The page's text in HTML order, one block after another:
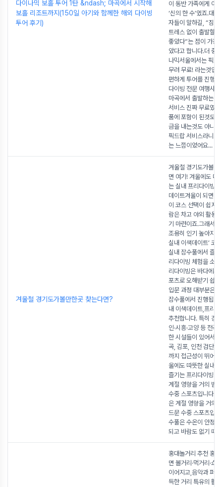
다이나믹 보홀 투어 1탄 &ndash; 마곡에서 시작해
보홀 리조트까지(150일 아기와 함께한 해외 다이빙
투어 후기)
이 동반 가족에게 이
‘신의 한 수’였죠.대
자들이 말하길, “짐이
트레스 없이 출발할
좋았다”는 점이 가장
았다고 합니다.더 중
나믹서울에서는 픽드
무려 무료! 라는것입
편하게 투어를 진행
다이빙 전문 여행사
마곡에서 출발하는
서비스 진짜 무료였
품에 포함이 된것도
금을 내는것도 아니
픽드랍 서비스라니..
는 느낌이었어요...
겨울철 경기도가볼만한곳 찾는다면?
겨울철 경기도가볼만
면 여기! 겨울에도 따
는 실내 프리다이빙,
데이트겨울이 되면 데
이 코스 선택이 쉽지
람은 차고 야외 활동
기 마련이죠.그래서
조용히 인기 높아지고
실내 이색데이트’ 코
실내 잠수풀에서 즐
리다이빙 체험을 소
리다이빙은 바다에서
포츠로 오해받기 쉽
입문 과정 대부분은
잠수풀에서 진행됩니
내 이색데이트,프리
추천합니다. 특히 경
인·시흥·고양 등 전국
한 시설들이 있어서
곡, 김포, 인천 검단신
까지 접근성이 뛰어납
울에도 따뜻한 실내
즐기는 프리다이빙
계절 영향을 거의 받
수중 스포츠입니다.
은 계절 영향을 거의
드문 수중 스포츠입
수풀은 수온이 안정
되고 바람도 없기 때
홍대놀거리 추천 홍
면 볼거리·먹거리·쇼
이어지고,음악과 퍼
득한 거리 특유의 활